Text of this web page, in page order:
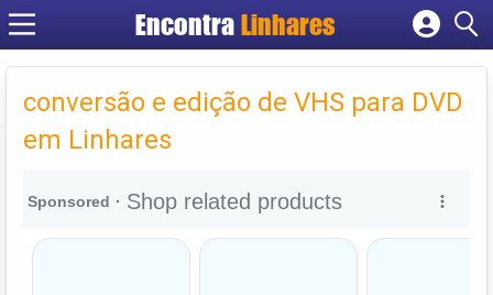
EncontraLinhares
Cadastrar empresa
Fazer login
Criar conta
conversão e edição de VHS para DVD
em Linhares